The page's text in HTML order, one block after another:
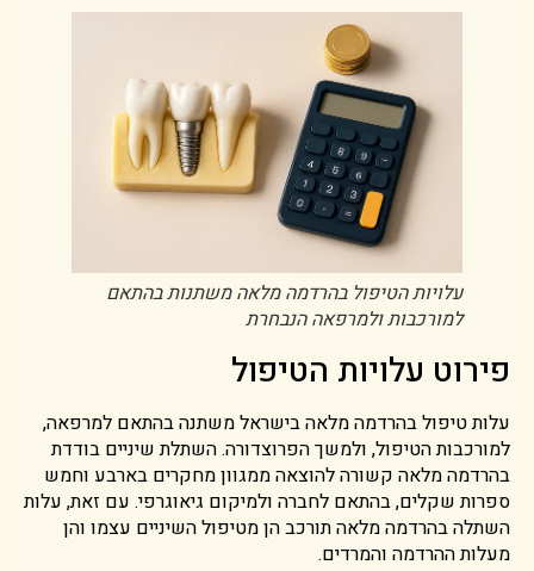
עלויות הטיפול בהרדמה מלאה משתנות בהתאם
למורכבות ולמרפאה הנבחרת
פירוט עלויות הטיפול
עלות טיפול בהרדמה מלאה בישראל משתנה בהתאם למרפאה,
למורכבות הטיפול, ולמשך הפרוצדורה. השתלת שיניים בודדת
בהרדמה מלאה קשורה להוצאה ממגוון מחקרים בארבע וחמש
ספרות שקלים, בהתאם לחברה ולמיקום גיאוגרפי. עם זאת, עלות
השתלה בהרדמה מלאה תורכב הן מטיפול השיניים עצמו והן
מעלות ההרדמה והמרדים.